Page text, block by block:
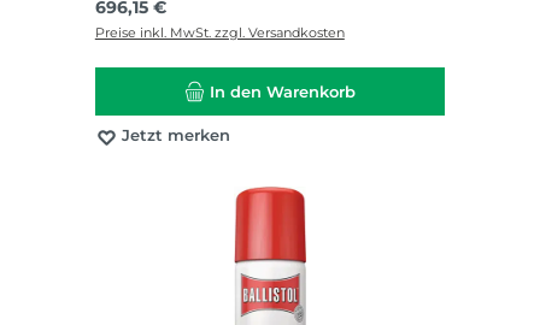
Regulärer Preis:
696,15 €
Preise inkl. MwSt. zzgl. Versandkosten
In den Warenkorb
Jetzt merken